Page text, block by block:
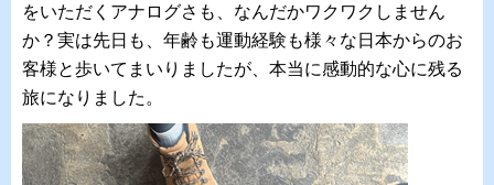
をいただくアナログさも、なんだかワクワクしません
か？実は先日も、年齢も運動経験も様々な日本からのお
客様と歩いてまいりましたが、本当に感動的な心に残る
旅になりました。